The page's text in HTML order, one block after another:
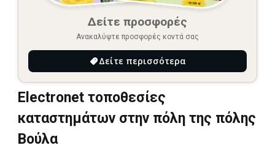
Δείτε προσφορές
Ανακαλύψτε προσφορές κοντά σας
Δείτε περισσότερα
Electronet τοποθεσίες
καταστημάτων στην πόλη της πόλης
Βούλα